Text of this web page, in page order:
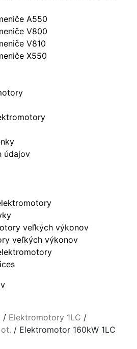
A550
V800
V810
X550
údajov
veľkých výkonov
veľkých výkonov
/ Elektromotory 1LC /
/ Elektromotor 160kW 1LC